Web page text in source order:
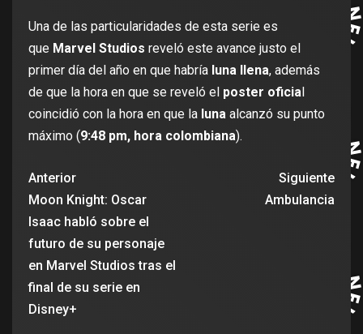
Una de las particularidades de esta serie es
que Marvel Studios reveló este avance justo el
primer día del año en que habría luna llena, además
de que la hora en que se reveló el poster oficial
coincidió con la hora en que la luna alcanzó su punto
máximo (9:48 pm, hora colombiana).
Anterior
Moon Knight: Oscar
Isaac habló sobre el
futuro de su personaje
en Marvel Studios tras el
final de su serie en
Disney+
Siguiente
Ambulancia